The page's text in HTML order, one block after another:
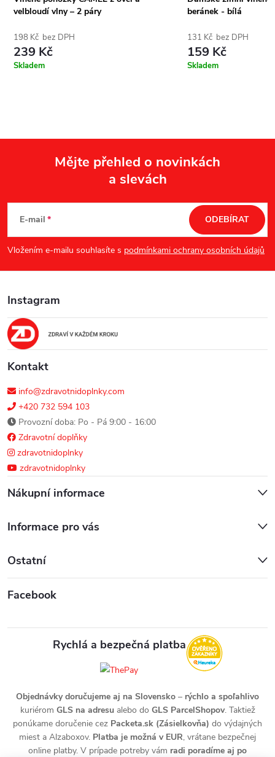
velbloudí vlny – 2 páry
198 Kč bez DPH
239 Kč
Skladem
beránek - bílá
131 Kč bez DPH
159 Kč
Skladem
p
a
t
Mějte přehled o novinkách
a slevách
E-mail
Vložením e-mailu souhlasíte s podmínkami ochrany osobních údajů
ODEBÍRAT
Instagram
Kontakt
info@zdravotnidoplnky.com
+420 732 594 103
Provozní doba: Po - Pá 9:00 - 16:00
Zdravotní doplňky
zdravotnidoplnky
zdravotnidoplnky
Nákupní informace
Informace pro vás
Ostatní
Facebook
Rychlá a bezpečná platba
Objednávky doručujeme aj na Slovensko – rýchlo a spoľahlivo
kuriérom GLS na adresualebo do GLS ParcelShopov. Taktiež
ponúkame doručenie cez Packeta.sk (Zásielkovňa) do výdajných
miest a Alzaboxov. Platba je možná v EUR, vrátane bezpečnej
online platby. V prípade potreby vám radi poradíme aj po